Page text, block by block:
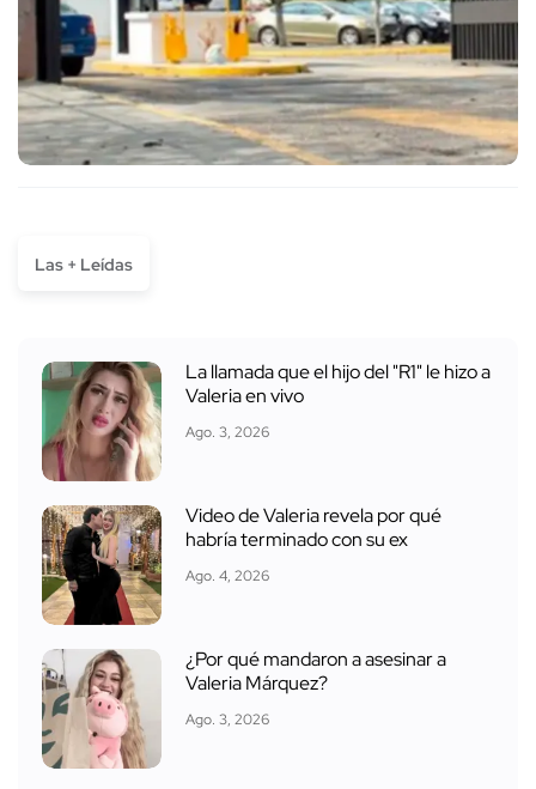
Las + Leídas
La llamada que el hijo del "R1" le hizo a
Valeria en vivo
Ago. 3, 2026
Video de Valeria revela por qué
habría terminado con su ex
Ago. 4, 2026
¿Por qué mandaron a asesinar a
Valeria Márquez?
Ago. 3, 2026